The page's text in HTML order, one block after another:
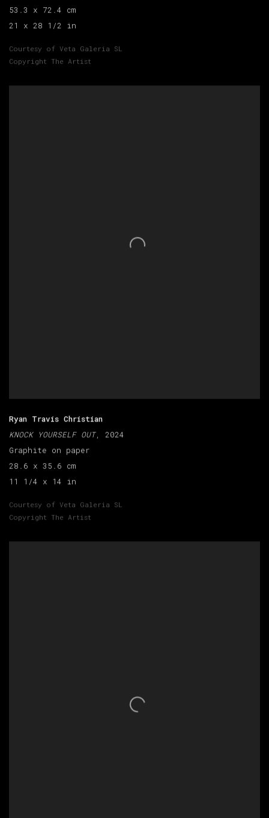
53.3 x 72.4 cm
21 x 28 1/2 in
Courtesy of Veta Galeria SL
Copyright The Artist
Ryan Travis Christian
KNOCK YOURSELF OUT, 2024
Graphite on paper
28.6 x 35.6 cm
11 1/4 x 14 in
Courtesy of Veta Galeria SL
Copyright The Artist